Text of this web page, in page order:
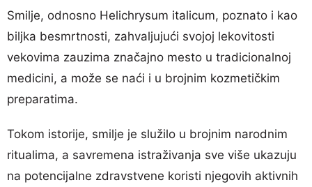
Smilje, odnosno Helichrysum italicum, poznato i kao
biljka besmrtnosti, zahvaljujući svojoj lekovitosti
vekovima zauzima značajno mesto u tradicionalnoj
medicini, a može se naći i u brojnim kozmetičkim
preparatima.
Tokom istorije, smilje je služilo u brojnim narodnim
ritualima, a savremena istraživanja sve više ukazuju
na potencijalne zdravstvene koristi njegovih aktivnih